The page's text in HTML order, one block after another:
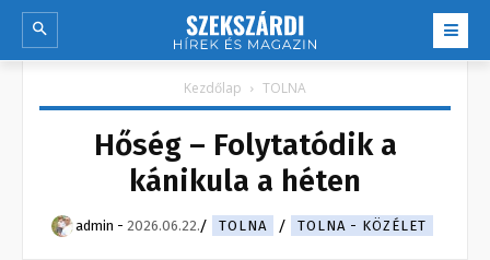
Kezdőlap TOLNA
Hőség – Folytatódik a
kánikula a héten
admin - 2026.06.22. TOLNA TOLNA - KÖZÉLET